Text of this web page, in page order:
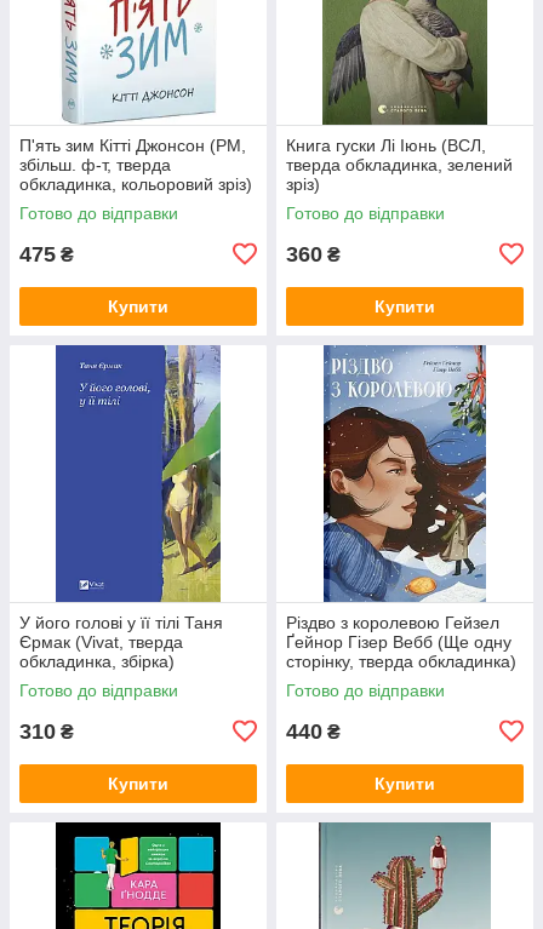
П'ять зим Кітті Джонсон (РМ,
збільш. ф-т, тверда
обкладинка, кольоровий зріз)
Готово до відправки
475 ₴
Купити
Книга гуски Лі Іюнь (ВСЛ,
тверда обкладинка, зелений
зріз)
Готово до відправки
360 ₴
Купити
У його голові у її тілі Таня
Єрмак (Vivat, тверда
обкладинка, збірка)
Готово до відправки
310 ₴
Купити
Різдво з королевою Гейзел
Ґейнор Гізер Вебб (Ще одну
сторінку, тверда обкладинка)
Готово до відправки
440 ₴
Купити